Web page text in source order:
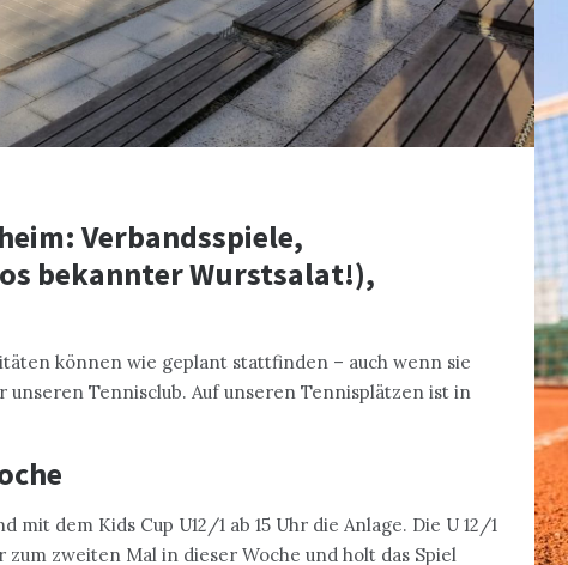
Verbandsspiele,
bekannter Wurstsalat!),
können wie geplant stattfinden – auch wenn sie
unseren Tennisclub. Auf unseren Tennisplätzen ist in
mit dem Kids Cup U12/1 ab 15 Uhr die Anlage. Die U 12/1
zum zweiten Mal in dieser Woche und holt das Spiel